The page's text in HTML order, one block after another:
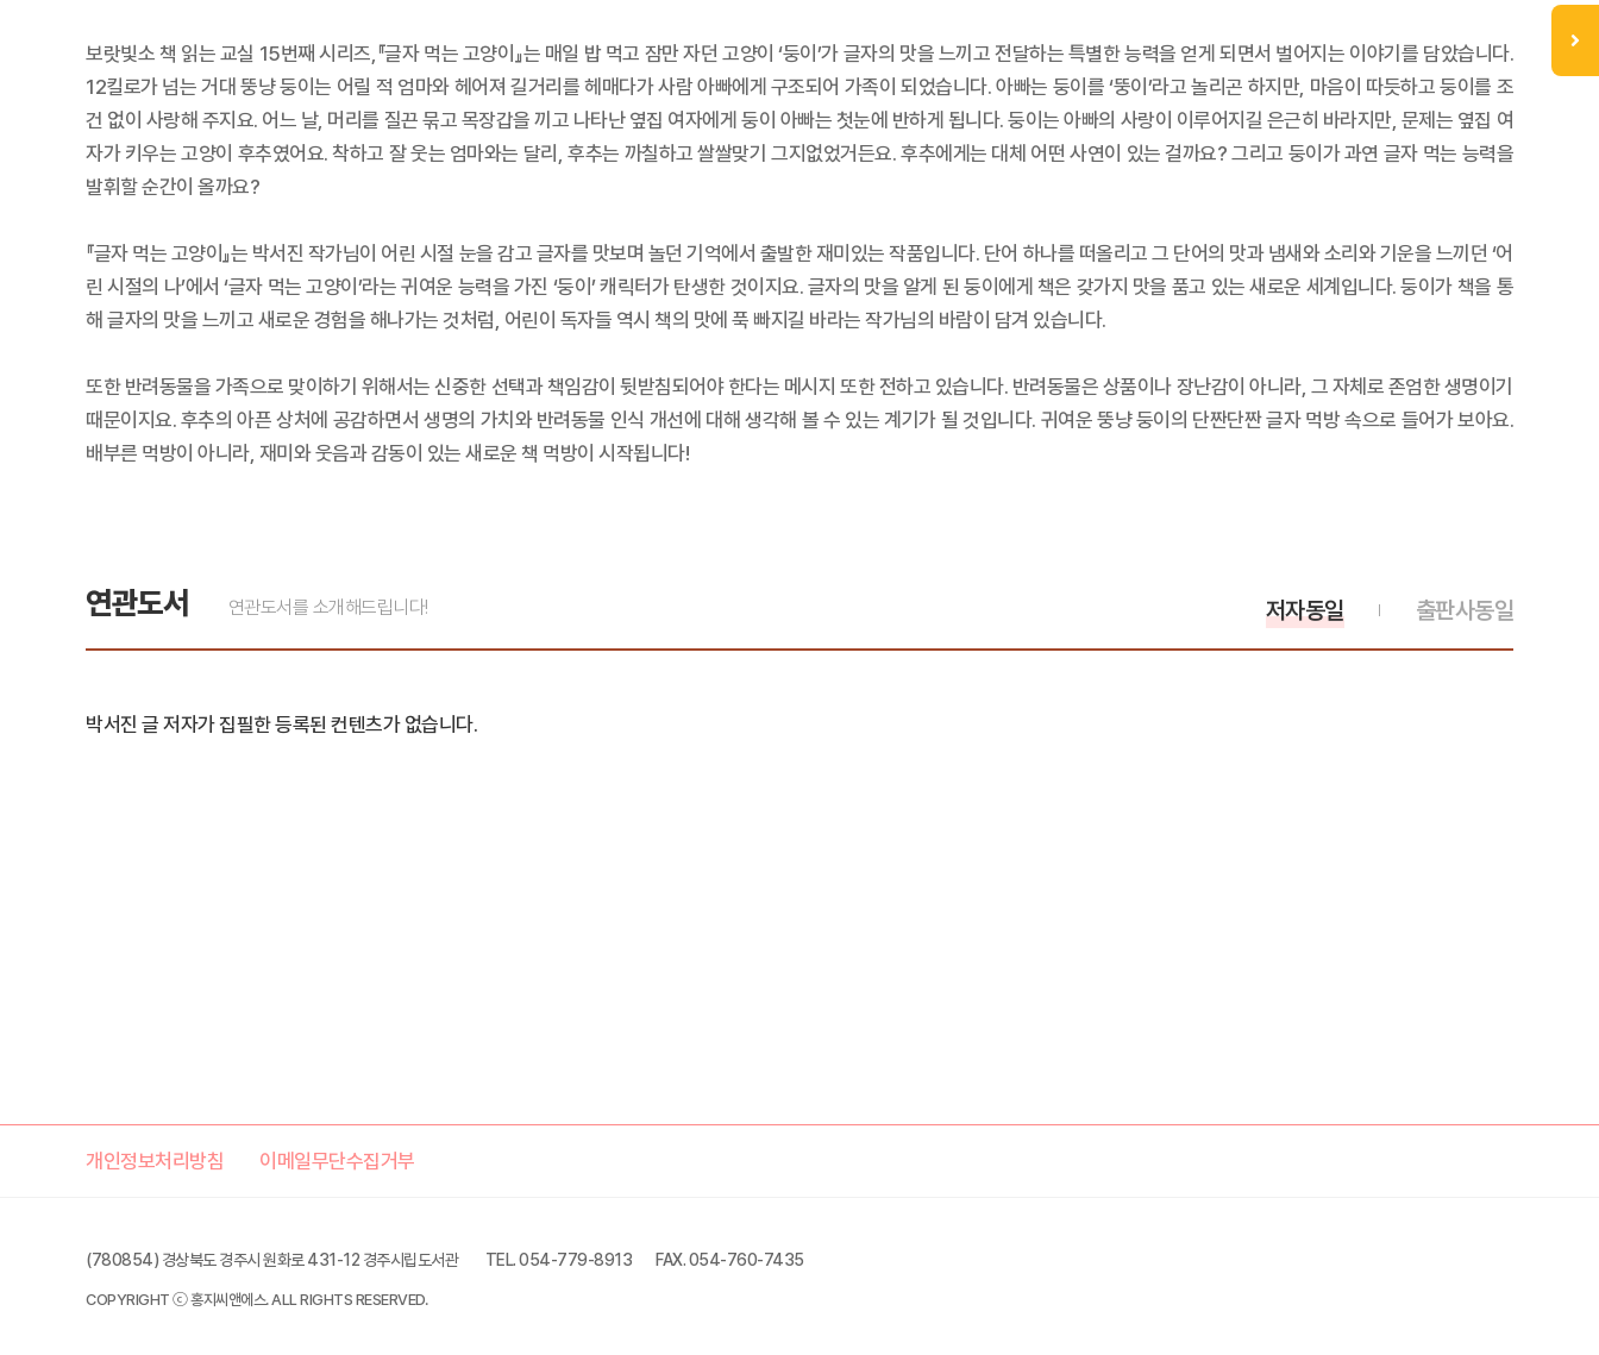
보랏빛소 책 읽는 교실 15번째 시리즈,『글자 먹는 고양이』는 매일 밥 먹고 잠만 자던 고양이 ‘둥이’가 글자의 맛을 느끼고 전달하는 특별한 능력을 얻게 되면서 벌어지는 이야기를 담았습니다.
12킬로가 넘는 거대 뚱냥 둥이는 어릴 적 엄마와 헤어져 길거리를 헤매다가 사람 아빠에게 구조되어 가족이 되었습니다. 아빠는 둥이를 ‘뚱이’라고 놀리곤 하지만, 마음이 따듯하고 둥이를 조
건 없이 사랑해 주지요. 어느 날, 머리를 질끈 묶고 목장갑을 끼고 나타난 옆집 여자에게 둥이 아빠는 첫눈에 반하게 됩니다. 둥이는 아빠의 사랑이 이루어지길 은근히 바라지만, 문제는 옆집 여
자가 키우는 고양이 후추였어요. 착하고 잘 웃는 엄마와는 달리, 후추는 까칠하고 쌀쌀맞기 그지없었거든요. 후추에게는 대체 어떤 사연이 있는 걸까요? 그리고 둥이가 과연 글자 먹는 능력을
발휘할 순간이 올까요?
『글자 먹는 고양이』는 박서진 작가님이 어린 시절 눈을 감고 글자를 맛보며 놀던 기억에서 출발한 재미있는 작품입니다. 단어 하나를 떠올리고 그 단어의 맛과 냄새와 소리와 기운을 느끼던 ‘어
린 시절의 나’에서 ‘글자 먹는 고양이’라는 귀여운 능력을 가진 ‘둥이’ 캐릭터가 탄생한 것이지요. 글자의 맛을 알게 된 둥이에게 책은 갖가지 맛을 품고 있는 새로운 세계입니다. 둥이가 책을 통
해 글자의 맛을 느끼고 새로운 경험을 해나가는 것처럼, 어린이 독자들 역시 책의 맛에 푹 빠지길 바라는 작가님의 바람이 담겨 있습니다.
또한 반려동물을 가족으로 맞이하기 위해서는 신중한 선택과 책임감이 뒷받침되어야 한다는 메시지 또한 전하고 있습니다. 반려동물은 상품이나 장난감이 아니라, 그 자체로 존엄한 생명이기
때문이지요. 후추의 아픈 상처에 공감하면서 생명의 가치와 반려동물 인식 개선에 대해 생각해 볼 수 있는 계기가 될 것입니다. 귀여운 뚱냥 둥이의 단짠단짠 글자 먹방 속으로 들어가 보아요.
배부른 먹방이 아니라, 재미와 웃음과 감동이 있는 새로운 책 먹방이 시작됩니다!
연관도서 연관도서를 소개해드립니다! 출판사동일
저자동일
박서진 글 저자가 집필한 등록된 컨텐츠가 없습니다.
개인정보처리방침 이메일무단수집거부
(780854) 경상북도 경주시 원화로 431-12 경주시립도서관 TEL. 054-779-8913 FAX. 054-760-7435
COPYRIGHT ⓒ 홍지씨앤에스. ALL RIGHTS RESERVED.